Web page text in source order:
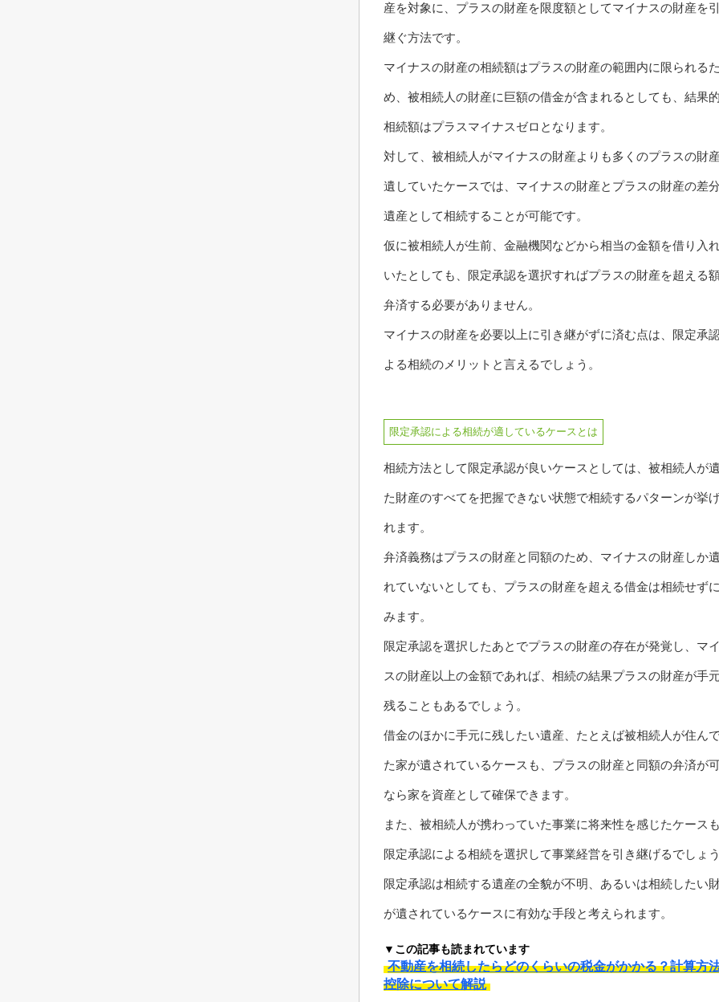
産を対象に、プラスの財産を限度額としてマイナスの財産を
継ぐ方法です。
マイナスの財産の相続額はプラスの財産の範囲内に限られるた
め、被相続人の財産に巨額の借金が含まれるとしても、結果
相続額はプラスマイナスゼロとなります。
対して、被相続人がマイナスの財産よりも多くのプラスの財
遺していたケースでは、マイナスの財産とプラスの財産の差
遺産として相続することが可能です。
仮に被相続人が生前、金融機関などから相当の金額を借り入
いたとしても、限定承認を選択すればプラスの財産を超える
弁済する必要がありません。
マイナスの財産を必要以上に引き継がずに済む点は、限定承
よる相続のメリットと言えるでしょう。
限定承認による相続が適しているケースとは
相続方法として限定承認が良いケースとしては、被相続人が
た財産のすべてを把握できない状態で相続するパターンが挙
れます。
弁済義務はプラスの財産と同額のため、マイナスの財産しか
れていないとしても、プラスの財産を超える借金は相続せず
みます。
限定承認を選択したあとでプラスの財産の存在が発覚し、マ
スの財産以上の金額であれば、相続の結果プラスの財産が手
残ることもあるでしょう。
借金のほかに手元に残したい遺産、たとえば被相続人が住ん
た家が遺されているケースも、プラスの財産と同額の弁済が
なら家を資産として確保できます。
また、被相続人が携わっていた事業に将来性を感じたケースも
限定承認による相続を選択して事業経営を引き継げるでしょう
限定承認は相続する遺産の全貌が不明、あるいは相続したい
が遺されているケースに有効な手段と考えられます。
▼この記事も読まれています
不動産を相続したらどのくらいの税金がかかる？計算方
控除について解説